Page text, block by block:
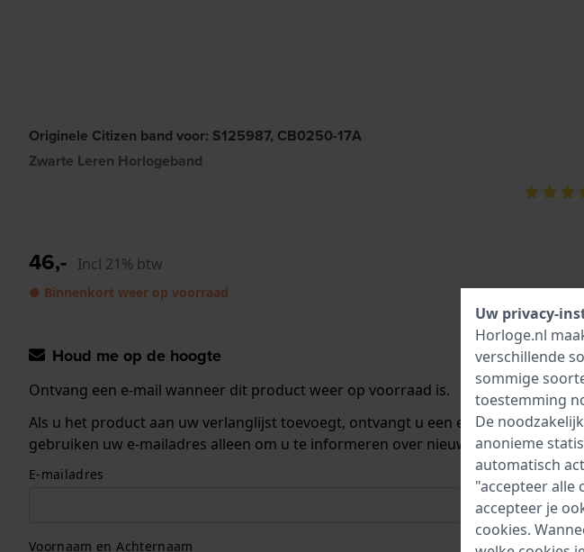
Originele Citizen band voor: S125987, CB0250-17A
Zwarte Leren Horlogeband
46,- Incl 21% btw
● Binnenkort weer op voorraad
Houd me op de hoogte
Ontvang een e-mail wanneer dit product weer op voorraad is.
Als u het product aan uw verlanglijst toevoegt, ontvangt u een e-mail zodra we
gebruiken uw e-mailadres alleen om u te informeren over nieuwe voorraad.
E-mailadres
Voornaam en Achternaam
Uw privacy-
Horloge.nl
verschillende
sommige
toestemming
De
anonieme
automatisch
"accepteer alle
accepteer je
cookies.